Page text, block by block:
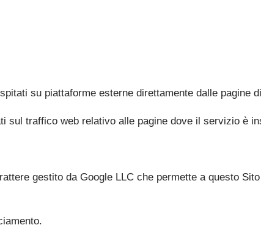
su piattaforme esterne direttamente dalle pagine
sul traffico web relativo alle pagine dove il servizio è
gestito da Google LLC che permette a questo